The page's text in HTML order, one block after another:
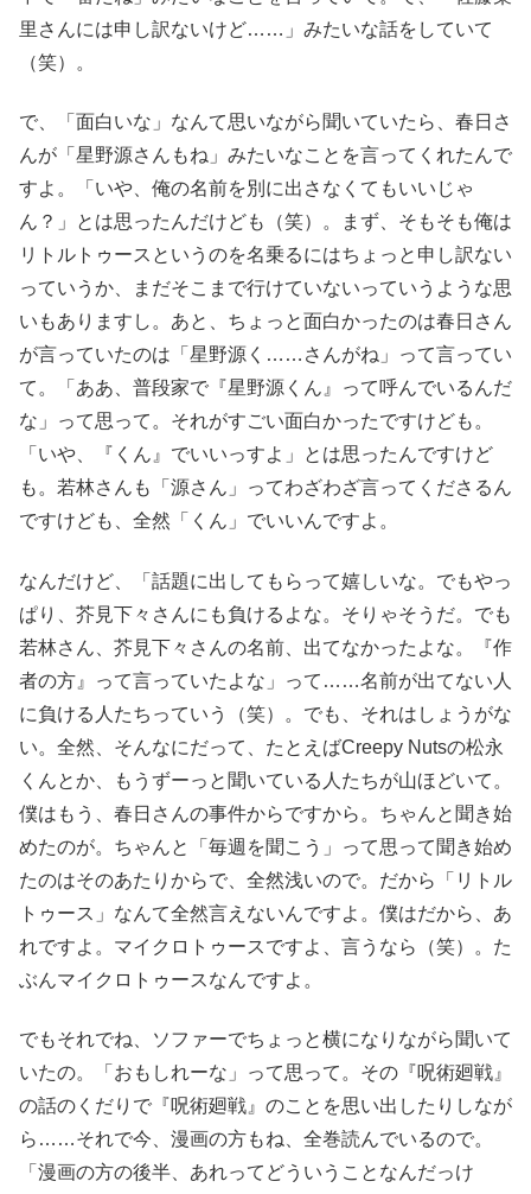
里さんには申し訳ないけど……」みたいな話をしていて
（笑）。
で、「面白いな」なんて思いながら聞いていたら、春日さ
んが「星野源さんもね」みたいなことを言ってくれたんで
すよ。「いや、俺の名前を別に出さなくてもいいじゃ
ん？」とは思ったんだけども（笑）。まず、そもそも俺は
リトルトゥースというのを名乗るにはちょっと申し訳ない
っていうか、まだそこまで行けていないっていうような思
いもありますし。あと、ちょっと面白かったのは春日さん
が言っていたのは「星野源く……さんがね」って言ってい
て。「ああ、普段家で『星野源くん』って呼んでいるんだ
な」って思って。それがすごい面白かったですけども。
「いや、『くん』でいいっすよ」とは思ったんですけど
も。若林さんも「源さん」ってわざわざ言ってくださるん
ですけども、全然「くん」でいいんですよ。
なんだけど、「話題に出してもらって嬉しいな。でもやっ
ぱり、芥見下々さんにも負けるよな。そりゃそうだ。でも
若林さん、芥見下々さんの名前、出てなかったよな。『作
者の方』って言っていたよな」って……名前が出てない人
に負ける人たちっていう（笑）。でも、それはしょうがな
い。全然、そんなにだって、たとえばCreepy Nutsの松永
くんとか、もうずーっと聞いている人たちが山ほどいて。
僕はもう、春日さんの事件からですから。ちゃんと聞き始
めたのが。ちゃんと「毎週を聞こう」って思って聞き始め
たのはそのあたりからで、全然浅いので。だから「リトル
トゥース」なんて全然言えないんですよ。僕はだから、あ
れですよ。マイクロトゥースですよ、言うなら（笑）。た
ぶんマイクロトゥースなんですよ。
でもそれでね、ソファーでちょっと横になりながら聞いて
いたの。「おもしれーな」って思って。その『呪術廻戦』
の話のくだりで『呪術廻戦』のことを思い出したりしなが
ら……それで今、漫画の方もね、全巻読んでいるので。
「漫画の方の後半、あれってどういうことなんだっけ